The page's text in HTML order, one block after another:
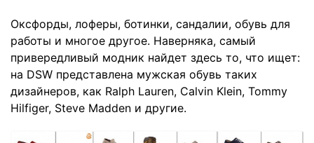
Оксфорды, лоферы, ботинки, сандалии, обувь для
работы и многое другое. Наверняка, самый
привередливый модник найдет здесь то, что ищет:
на DSW представлена мужская обувь таких
дизайнеров, как Ralph Lauren, Calvin Klein, Tommy
Hilfiger, Steve Madden и другие.